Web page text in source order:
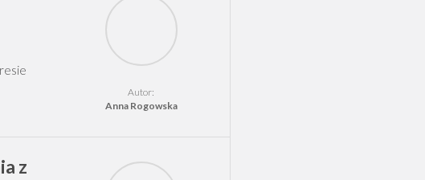
Autor:
Anna Rogowska
z